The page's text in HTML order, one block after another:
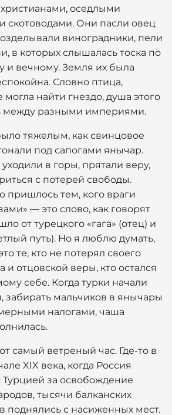
оседлыми
скотоводами. Они пасли овец
виноградники, пели
в которых слышалась тоска по
и вечному. Земля их была
Словно птица,
могла найти гнездо, душа этого
между разными империями.
тяжелым, как свинцовое
под сапогами янычар.
в горы, прятали веру,
с потерей свободы.
пришлось тем, кого враги
— это слово, как говорят
от турецкого «гага» (отец) и
путь). Но я люблю думать,
те, кто не потерял своего
и отцовской веры, кто остался
себе. Когда турки начали
забирать мальчиков в янычары
налогами, чаша
самый ветреный час. Где-то в
XIX века, когда Россия
Турцией за освобождение
тысячи балканских
поднялись с насиженных мест.